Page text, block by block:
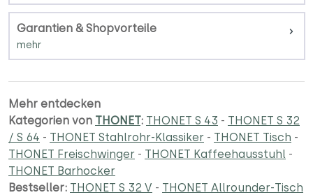
Garantien & Shopvorteile
Mehr entdecken
Kategorien von THONET: THONET S 43 - THONET S 32
/ S 64 - THONET Stahlrohr-Klassiker - THONET Tisch -
THONET Freischwinger - THONET Kaffeehausstuhl -
THONET Barhocker
Bestseller: THONET S 32 V - THONET Allrounder-Tisch